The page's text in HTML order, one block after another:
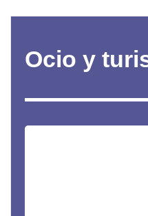
Ocio y